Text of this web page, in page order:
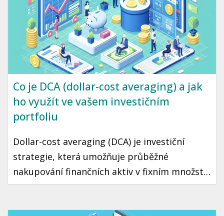
plánováním.
Co je DCA (dollar-cost averaging) a jak
ho využít ve vašem investičním
portfoliu
Dollar-cost averaging (DCA) je investiční
strategie, která umožňuje průběžné
nakupování finančních aktiv v fixním množství
bez ohledu na aktuální cenu. Díky tomuto